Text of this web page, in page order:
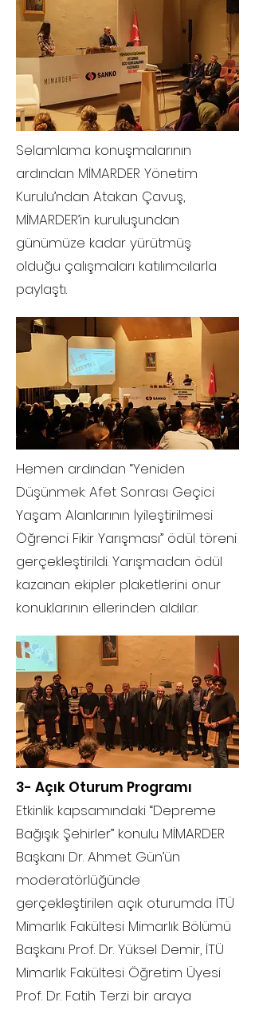
Selamlama konuşmalarının
ardından MİMARDER Yönetim
Kurulu’ndan Atakan Çavuş,
MİMARDER’in kuruluşundan
günümüze kadar yürütmüş
olduğu çalışmaları katılımcılarla
paylaştı.
Hemen ardından “Yeniden
Düşünmek: Afet Sonrası Geçici
Yaşam Alanlarının İyileştirilmesi
Öğrenci Fikir Yarışması” ödül töreni
gerçekleştirildi. Yarışmadan ödül
kazanan ekipler plaketlerini onur
konuklarının ellerinden aldılar.
3- Açık Oturum Programı
Etkinlik kapsamındaki “Depreme
Bağışık Şehirler” konulu MİMARDER
Başkanı Dr. Ahmet Gün’ün
moderatörlüğünde
gerçekleştirilen açık oturumda İTÜ
Mimarlık Fakültesi Mimarlık Bölümü
Başkanı Prof. Dr. Yüksel Demir, İTÜ
Mimarlık Fakültesi Öğretim Üyesi
Prof. Dr. Fatih Terzi bir araya